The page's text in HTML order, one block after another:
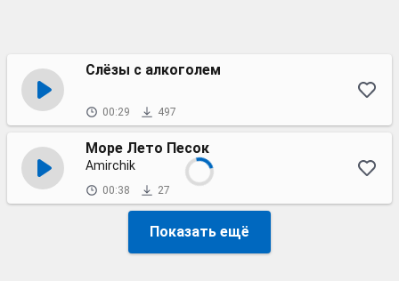
Слёзы с алкоголем
00:29 497
Море Лето Песок
Amirchik
00:38 27
Показать ещё